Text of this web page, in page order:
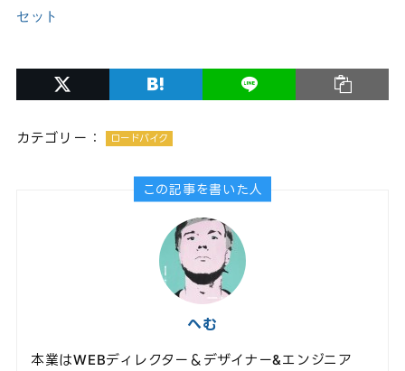
セット
カテゴリー： ロードバイク
この記事を書いた人
へむ
本業はWEBディレクター＆デザイナー&エンジニア